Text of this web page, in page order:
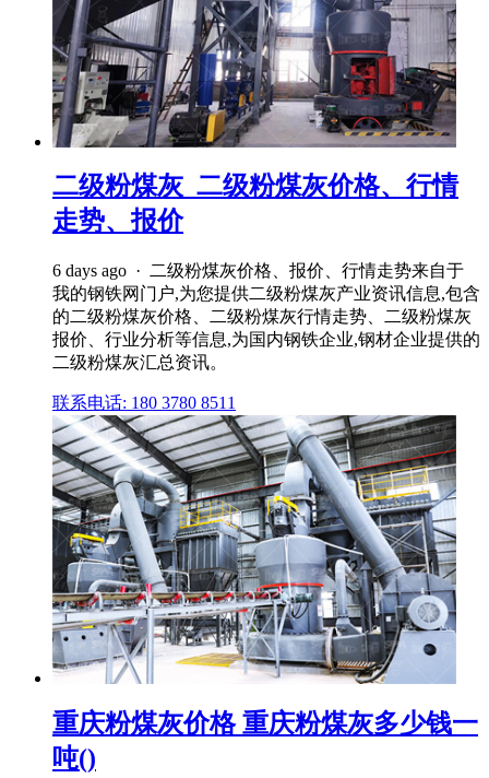
二级粉煤灰_二级粉煤灰价格、行情
走势、报价
6 days ago · 二级粉煤灰价格、报价、行情走势来自于
我的钢铁网门户,为您提供二级粉煤灰产业资讯信息,包含
的二级粉煤灰价格、二级粉煤灰行情走势、二级粉煤灰
报价、行业分析等信息,为国内钢铁企业,钢材企业提供的
二级粉煤灰汇总资讯。
联系电话: 180 3780 8511
重庆粉煤灰价格 重庆粉煤灰多少钱一
吨()